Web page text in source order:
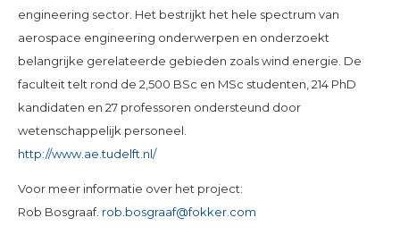
engineering sector. Het bestrijkt het hele spectrum van
aerospace engineering onderwerpen en onderzoekt
belangrijke gerelateerde gebieden zoals wind energie. De
faculteit telt rond de 2,500 BSc en MSc studenten, 214 PhD
kandidaten en 27 professoren ondersteund door
wetenschappelijk personeel.
http://www.ae.tudelft.nl/
Voor meer informatie over het project:
Rob Bosgraaf. rob.bosgraaf@fokker.com